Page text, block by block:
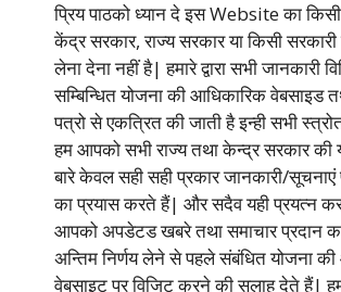
प्रिय पाठको ध्यान दे इस Website का
केंद्र सरकार, राज्य सरकार या किसी
लेना देना नहीं है| हमारे द्वारा सभी जानकारी
सम्बिन्धित योजना की आधिकारिक वेबसाइड
पत्रो से एकत्रित की जाती है इन्ही सभी
हम आपको सभी राज्य तथा केन्द्र सरकार
बारे केवल सही सही प्रकार जानकारी/सूचनाएं
का प्रयास करते हैं| और सदैव यही प्रयत्न
आपको अपडेटड खबरे तथा समाचार प्रदान
अन्तिम निर्णय लेने से पहले संबंधित योजना
वेबसाइट पर विजिट करने की सलाह देते हैं|